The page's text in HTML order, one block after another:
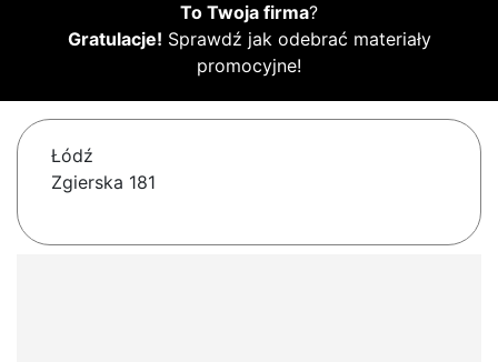
To Twoja firma?
Gratulacje! Sprawdź jak odebrać materiały
promocyjne!
Łódź
Zgierska 181